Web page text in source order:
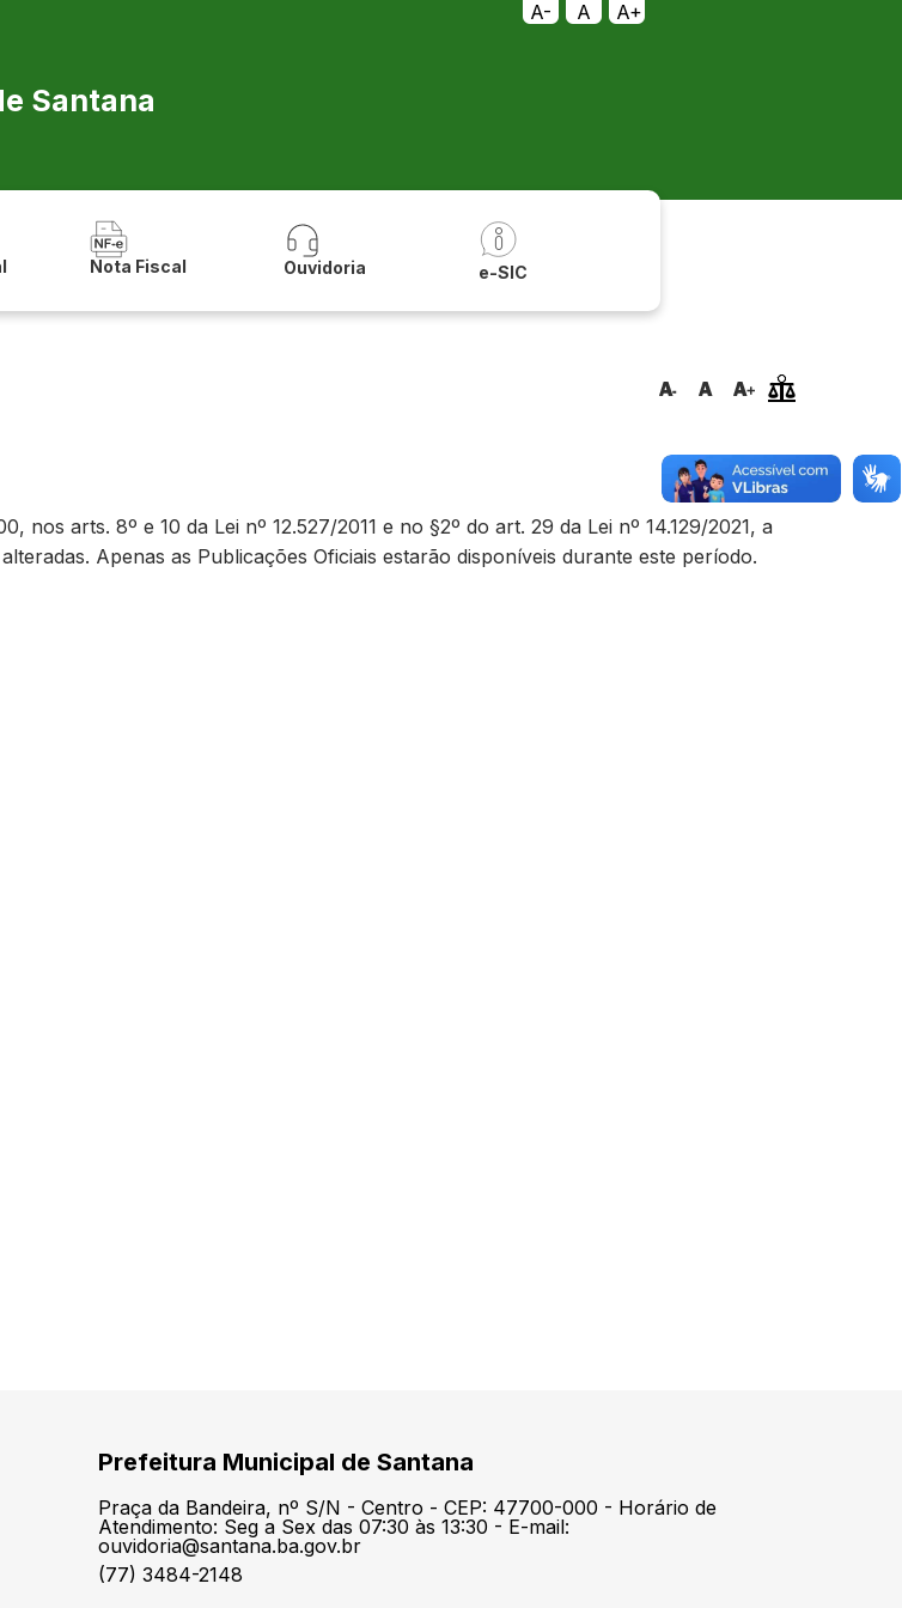
A- A
A+
Santana
Nota Fiscal Ouvidoria e-SIC
arts. 8º e 10 da Lei nº 12.527/2011 e no §2º do art. 29 da Lei nº 14.129/2021, a
Apenas as Publicações Oficiais estarão disponíveis durante este período.
Prefeitura Municipal de Santana
Praça da Bandeira, nº S/N - Centro - CEP: 47700-000 - Horário de
Atendimento: Seg a Sex das 07:30 às 13:30 - E-mail:
ouvidoria@santana.ba.gov.br
(77) 3484-2148